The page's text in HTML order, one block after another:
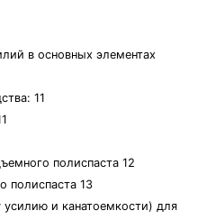
в основных элементах
11
полиспаста 12
полиспаста 13
и канатоемкости) для